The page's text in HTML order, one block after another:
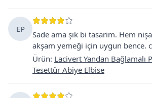
EP
Sade ama şık bi tasarim. Hem
akşam yemeği için uygun bence.
Ürün: Lacivert Yandan Bağlamalı
Tesettür Abiye Elbise